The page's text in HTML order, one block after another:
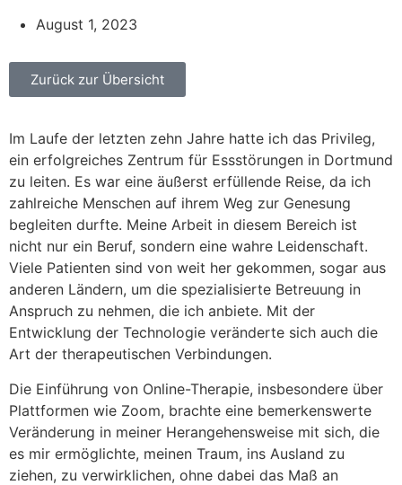
August 1, 2023
Zurück zur Übersicht
Im Laufe der letzten zehn Jahre hatte ich das Privileg,
ein erfolgreiches Zentrum für Essstörungen in Dortmund
zu leiten. Es war eine äußerst erfüllende Reise, da ich
zahlreiche Menschen auf ihrem Weg zur Genesung
begleiten durfte. Meine Arbeit in diesem Bereich ist
nicht nur ein Beruf, sondern eine wahre Leidenschaft.
Viele Patienten sind von weit her gekommen, sogar aus
anderen Ländern, um die spezialisierte Betreuung in
Anspruch zu nehmen, die ich anbiete. Mit der
Entwicklung der Technologie veränderte sich auch die
Art der therapeutischen Verbindungen.
Die Einführung von Online-Therapie, insbesondere über
Plattformen wie Zoom, brachte eine bemerkenswerte
Veränderung in meiner Herangehensweise mit sich, die
es mir ermöglichte, meinen Traum, ins Ausland zu
ziehen, zu verwirklichen, ohne dabei das Maß an